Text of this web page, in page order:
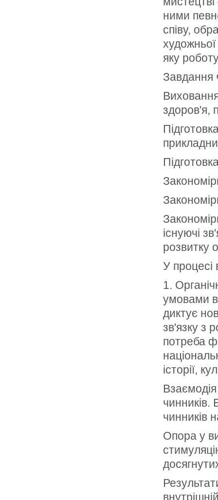
ними
співу,
яку
Завдання
здоров'я,
існуючі
розвитку
У процесі
1.
умовами
диктує
зв'язку з
потреба
історії,
чинників
Опора у